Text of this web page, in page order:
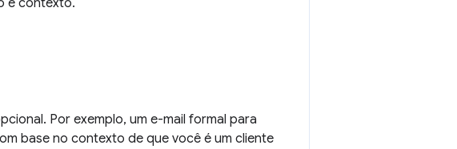
e contexto.
Por exemplo, um e-mail formal para
base no contexto de que você é um cliente